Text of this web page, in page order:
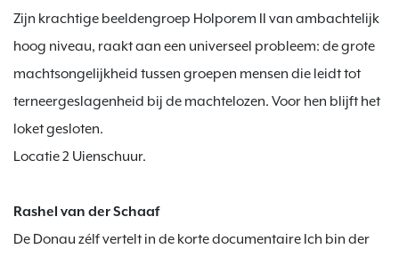
Zijn krachtige beeldengroep Holporem II van ambachtelijk
hoog niveau, raakt aan een universeel probleem: de grote
machtsongelijkheid tussen groepen mensen die leidt tot
terneergeslagenheid bij de machtelozen. Voor hen blijft het
loket gesloten.
Locatie 2 Uienschuur.
Rashel van der Schaaf
De Donau zélf vertelt in de korte documentaire Ich bin der